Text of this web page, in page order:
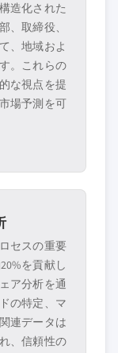
造化された
、取締役、
、地域およ
。これらの
な視点を提
場予測を可
セスの重要
を貢献し
ア分析を通
の特定、マ
連データは
、信頼性の